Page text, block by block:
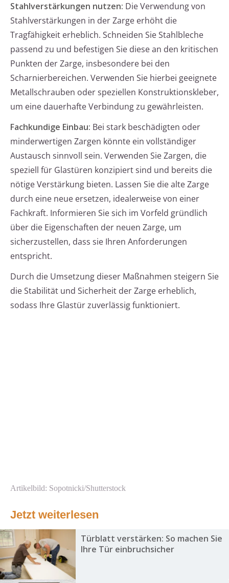
Stahlverstärkungen nutzen: Die Verwendung von
Stahlverstärkungen in der Zarge erhöht die
Tragfähigkeit erheblich. Schneiden Sie Stahlbleche
passend zu und befestigen Sie diese an den kritischen
Punkten der Zarge, insbesondere bei den
Scharnierbereichen. Verwenden Sie hierbei geeignete
Metallschrauben oder speziellen Konstruktionskleber,
um eine dauerhafte Verbindung zu gewährleisten.
Fachkundige Einbau: Bei stark beschädigten oder
minderwertigen Zargen könnte ein vollständiger
Austausch sinnvoll sein. Verwenden Sie Zargen, die
speziell für Glastüren konzipiert sind und bereits die
nötige Verstärkung bieten. Lassen Sie die alte Zarge
durch eine neue ersetzen, idealerweise von einer
Fachkraft. Informieren Sie sich im Vorfeld gründlich
über die Eigenschaften der neuen Zarge, um
sicherzustellen, dass sie Ihren Anforderungen
entspricht.
Durch die Umsetzung dieser Maßnahmen steigern Sie
die Stabilität und Sicherheit der Zarge erheblich,
sodass Ihre Glastür zuverlässig funktioniert.
Artikelbild: Sopotnicki/Shutterstock
Jetzt weiterlesen
Türblatt verstärken: So machen Sie
Ihre Tür einbruchsicher